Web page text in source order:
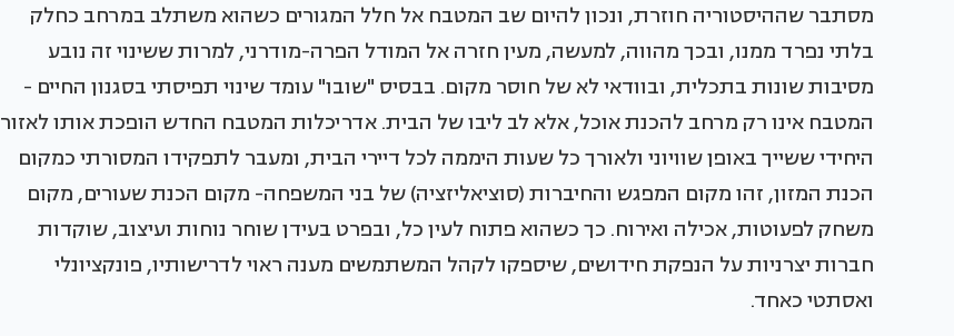
מסתבר שההיסטוריה חוזרת, ונכון להיום שב המטבח אל חלל המגורים כשהוא משתלב במרחב כחלק
בלתי נפרד ממנו, ובכך מהווה, למעשה, מעין חזרה אל המודל הפרה-מודרני, למרות ששינוי זה נובע
מסיבות שונות בתכלית, ובוודאי לא של חוסר מקום. בבסיס "שובו" עומד שינוי תפיסתי בסגנון החיים -
המטבח אינו רק מרחב להכנת אוכל, אלא לב ליבו של הבית. אדריכלות המטבח החדש הופכת אותו לאזור
היחידי ששייך באופן שוויוני ולאורך כל שעות היממה לכל דיירי הבית, ומעבר לתפקידו המסורתי כמקום
הכנת המזון, זהו מקום המפגש והחיברות (סוציאליזציה) של בני המשפחה- מקום הכנת שעורים, מקום
משחק לפעוטות, אכילה ואירוח. כך כשהוא פתוח לעין כל, ובפרט בעידן שוחר נוחות ועיצוב, שוקדות
חברות יצרניות על הנפקת חידושים, שיספקו לקהל המשתמשים מענה ראוי לדרישותיו, פונקציונלי
ואסתטי כאחד.